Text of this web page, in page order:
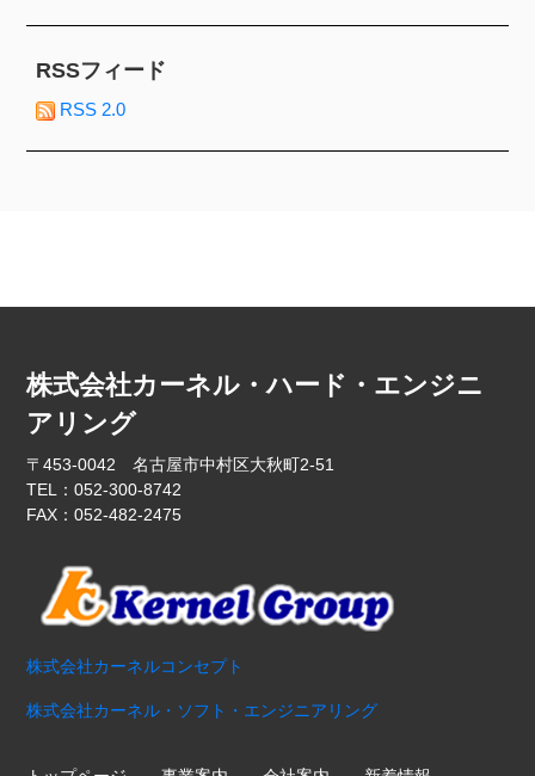
RSSフィード
RSS 2.0
株式会社カーネル・ハード・エンジニ
アリング
〒453-0042 名古屋市中村区大秋町2-51
TEL：052-300-8742
FAX：052-482-2475
株式会社カーネルコンセプト
株式会社カーネル・ソフト・エンジニアリング